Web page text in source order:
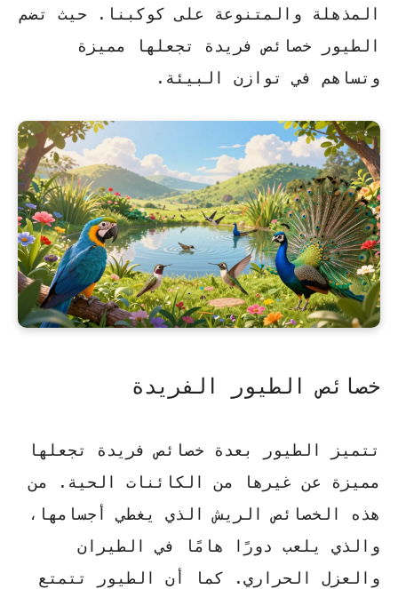
المذهلة والمتنوعة على كوكبنا. حيث تضم
الطيور خصائص فريدة تجعلها مميزة
وتساهم في توازن البيئة.
خصائص الطيور الفريدة
تتميز الطيور بعدة خصائص فريدة تجعلها
مميزة عن غيرها من الكائنات الحية. من
هذه الخصائص
الريشالذي يغطي أجسامها،
والذي يلعب دورًا هامًا في الطيران
والعزل الحراري. كما أن الطيور تتمتع